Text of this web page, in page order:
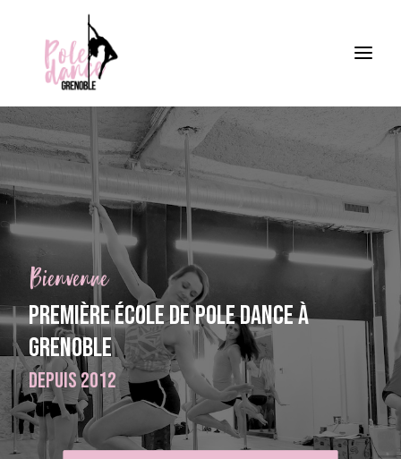
ÉCOLE
COURS
PLANNINGS
ÉVÉNEMENTS
TARIFS
PORTFOLIO
ACTUALITÉS
CONTACT
RÉSERVER
Bienvenue
PremièreécoledePoleDanceà
Grenoble
Depuis 2012